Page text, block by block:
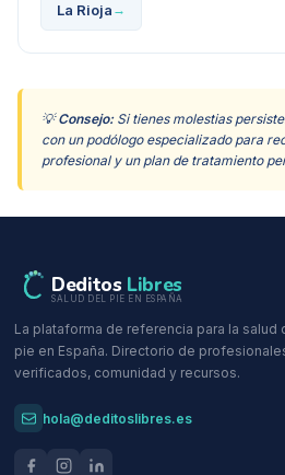
La Rioja →
💡Consejo:Si tienes molestias
con un podólogo especializado para
profesional y un plan de tratamiento
Deditos Libres
SALUD DEL PIE EN ESPAÑA
La plataforma de referencia para la salud
pie en España. Directorio de
verificados, comunidad y recursos.
hola@deditoslibres.es